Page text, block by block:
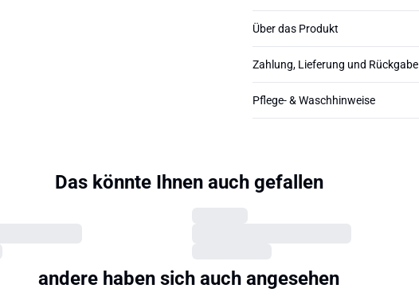
Über das Produkt
Zahlung, Lieferung und Rückgabe
Pflege- & Waschhinweise
Das könnte Ihnen auch gefallen
andere haben sich auch angesehen